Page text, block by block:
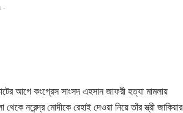
-
আগে কংগ্রেস সাংসদ এহসান জাফরী হত্যা মামলায়
নরেন্দ্র মোদীকে রেহাই দেওয়া নিয়ে তাঁর স্ত্রী জাকিয়ার